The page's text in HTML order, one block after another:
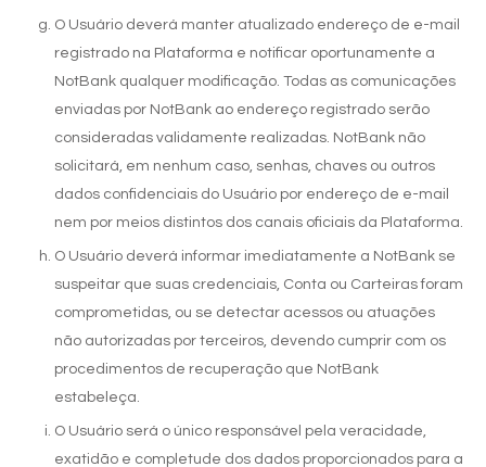
O Usuário deverá manter atualizado endereço de e-mail
registrado na Plataforma e notificar oportunamente a
NotBank qualquer modificação. Todas as comunicações
enviadas por NotBank ao endereço registrado serão
consideradas validamente realizadas. NotBank não
solicitará, em nenhum caso, senhas, chaves ou outros
dados confidenciais do Usuário por endereço de e-mail
nem por meios distintos dos canais oficiais da Plataforma.
O Usuário deverá informar imediatamente a NotBank se
suspeitar que suas credenciais, Conta ou Carteiras foram
comprometidas, ou se detectar acessos ou atuações
não autorizadas por terceiros, devendo cumprir com os
procedimentos de recuperação que NotBank
estabeleça.
O Usuário será o único responsável pela veracidade,
exatidão e completude dos dados proporcionados para a